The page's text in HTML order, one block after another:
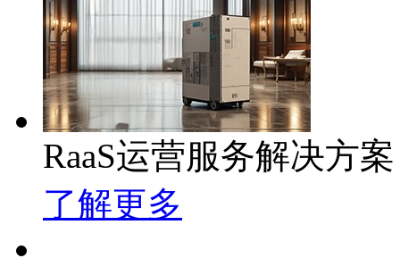
RaaS运营服务解决方案
了解更多